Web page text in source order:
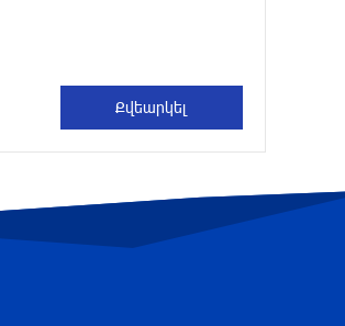
բնակչության թիվը շուրջ
ավելացել է
ՊԲ-ն հարձակվել է
կետերի և